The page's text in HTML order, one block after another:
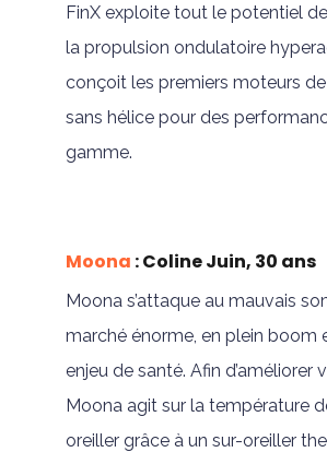
FinX exploite tout le potentiel de
la propulsion ondulatoire
conçoit les premiers moteurs
sans hélice pour des
gamme.
Moona : Coline Juin, 30 ans
Moona s’attaque au mauvais
marché énorme, en plein boom
enjeu de santé. Afin d’améliorer
Moona agit sur la température
oreiller grâce à un sur-oreiller